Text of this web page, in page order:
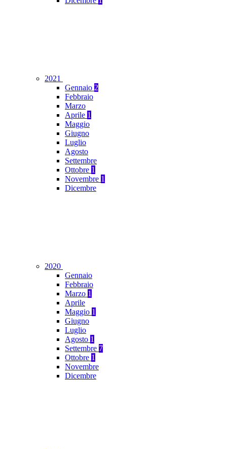
2021
Gennaio 2
Febbraio
Marzo
Aprile 1
Maggio
Giugno
Luglio
Agosto
Settembre
Ottobre 1
Novembre 1
Dicembre
2020
Gennaio
Febbraio
Marzo 1
Aprile
Maggio 1
Giugno
Luglio
Agosto 1
Settembre 7
Ottobre 1
Novembre
Dicembre